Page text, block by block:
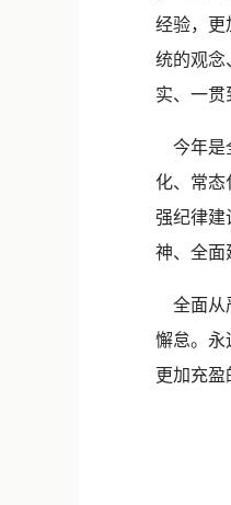
经验，更
统的观念
实、一贯
今年是
化、常态
强纪律建
神、全面
全面从
懈怠。永
更加充